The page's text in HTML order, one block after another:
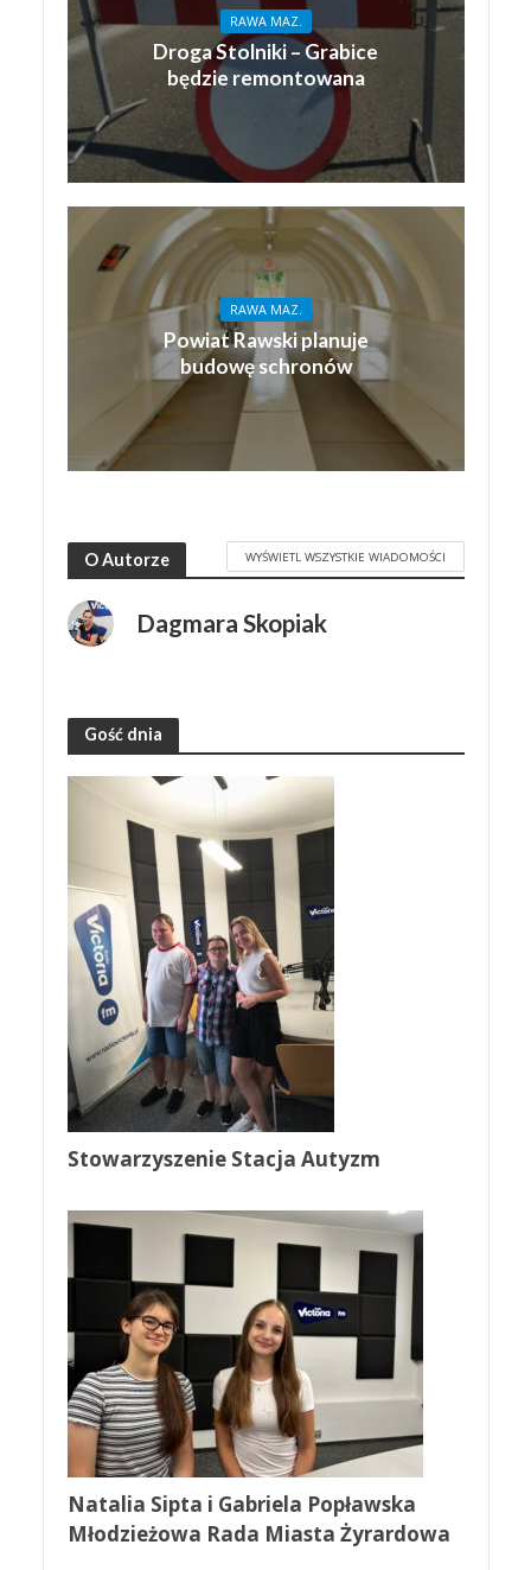
RAWA MAZ.
Droga Stolniki – Grabice
będzie remontowana
RAWA MAZ.
Powiat Rawski planuje
budowę schronów
O Autorze WYŚWIETL WSZYSTKIE WIADOMOŚCI
Dagmara Skopiak
Gość dnia
Stowarzyszenie Stacja Autyzm
Natalia Sipta i Gabriela Popławska
Młodzieżowa Rada Miasta Żyrardowa